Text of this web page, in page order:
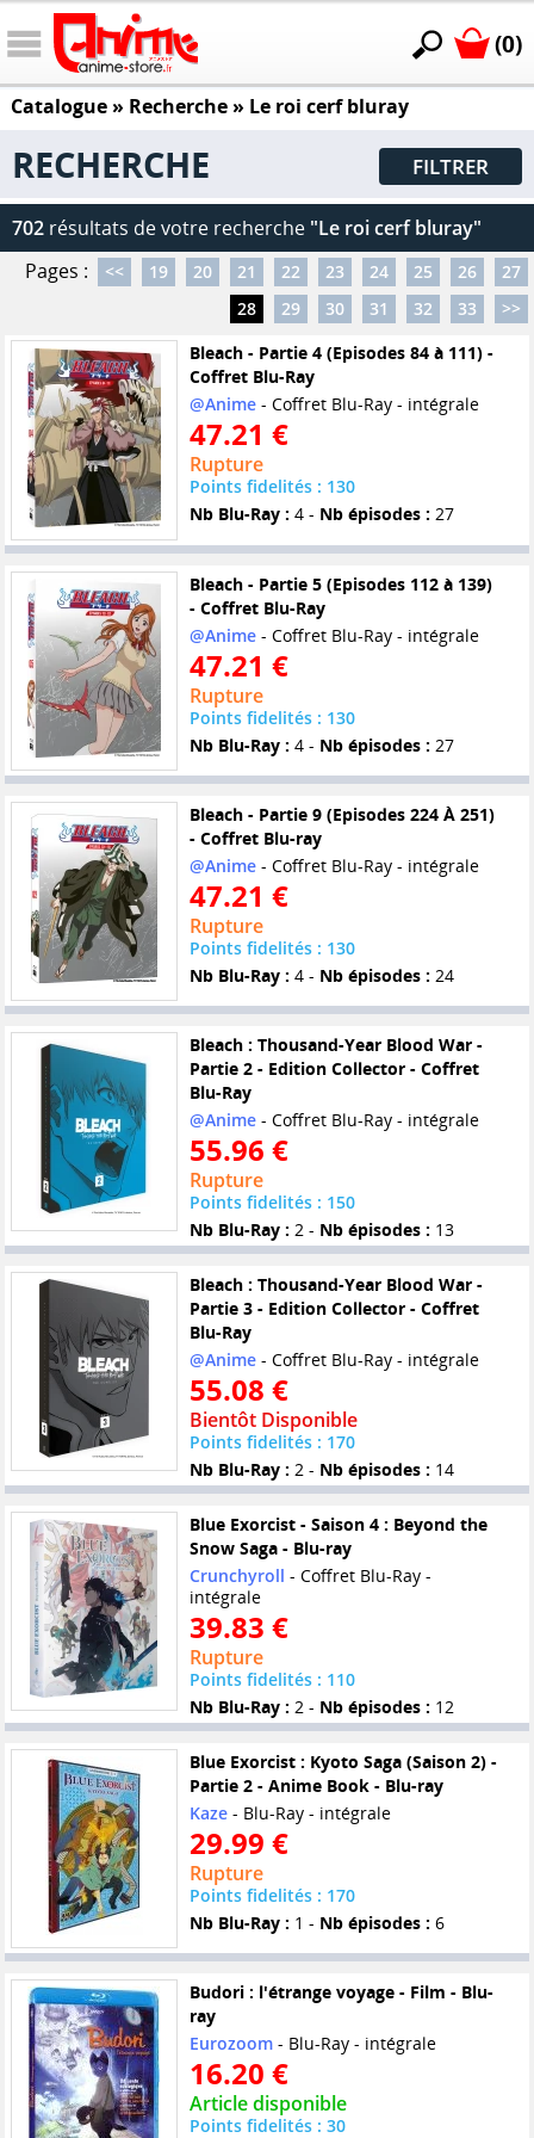
(0)
Catalogue» Recherche » Le roi cerf bluray
RECHERCHE FILTRER
702 résultats de votre recherche "Le roi cerf bluray"
Pages :
<< 19 20 21 22 23 24 25 26
27
28
29 30 31 32 33
>>
Bleach - Partie 4 (Episodes 84 à 111) -
Coffret Blu-Ray
@Anime- Coffret Blu-Ray - intégrale
47.21 €
Rupture
Points fidelités : 130
Nb Blu-Ray : 4 - Nb épisodes : 27
Bleach - Partie 5 (Episodes 112 à 139)
- Coffret Blu-Ray
@Anime- Coffret Blu-Ray - intégrale
47.21 €
Rupture
Points fidelités : 130
Nb Blu-Ray : 4 - Nb épisodes : 27
Bleach - Partie 9 (Episodes 224 À 251)
- Coffret Blu-ray
@Anime- Coffret Blu-Ray - intégrale
47.21 €
Rupture
Points fidelités : 130
Nb Blu-Ray : 4 - Nb épisodes : 24
Bleach : Thousand-Year Blood War -
Partie 2 - Edition Collector - Coffret
Blu-Ray
@Anime- Coffret Blu-Ray - intégrale
55.96 €
Rupture
Points fidelités : 150
Nb Blu-Ray : 2 - Nb épisodes : 13
Bleach : Thousand-Year Blood War -
Partie 3 - Edition Collector - Coffret
Blu-Ray
@Anime- Coffret Blu-Ray - intégrale
55.08 €
Bientôt Disponible
Points fidelités : 170
Nb Blu-Ray : 2 - Nb épisodes : 14
Blue Exorcist - Saison 4 : Beyond the
Snow Saga - Blu-ray
Crunchyroll - Coffret Blu-Ray -
intégrale
39.83 €
Rupture
Points fidelités : 110
Nb Blu-Ray : 2 - Nb épisodes : 12
Blue Exorcist : Kyoto Saga (Saison 2) -
Partie 2 - Anime Book - Blu-ray
Kaze- Blu-Ray - intégrale
29.99 €
Rupture
Points fidelités : 170
Nb Blu-Ray : 1 - Nb épisodes : 6
Budori : l'étrange voyage - Film - Blu-
ray
Eurozoom- Blu-Ray - intégrale
16.20 €
Article disponible
Points fidelités : 30